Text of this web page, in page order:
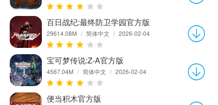
百日战纪:最终防卫学园官方版
29614.08M / 简体中文 / 2026-02-04
宝可梦传说:Z-A官方版
4567.04M / 简体中文 / 2026-02-04
便当积木官方版